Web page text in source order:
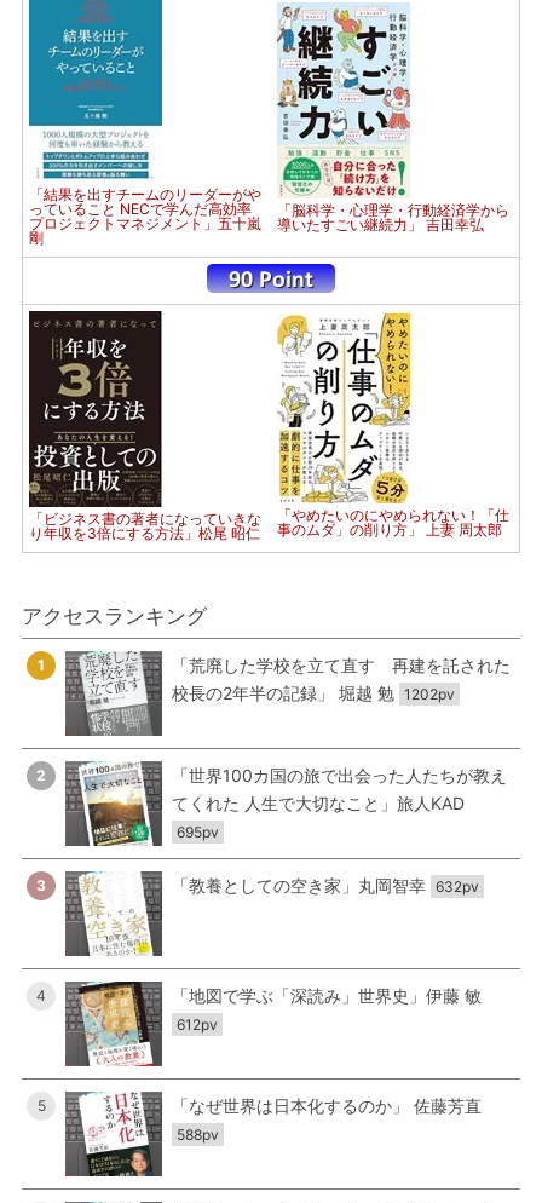
「結果を出すチームのリーダーがや
っていること NECで学んだ高効率
プロジェクトマネジメント」五十嵐
剛
「脳科学・心理学・行動経済学から
導いたすごい継続力」 吉田幸弘
「ビジネス書の著者になっていきな
り年収を3倍にする方法」松尾 昭仁
「やめたいのにやめられない！「仕
事のムダ」の削り方」 上妻 周太郎
アクセスランキング
1
「荒廃した学校を立て直す 再建を託された
校長の2年半の記録」 堀越 勉 1202pv
2
「世界100カ国の旅で出会った人たちが教え
てくれた 人生で大切なこと」旅人KAD
695pv
3 「教養としての空き家」丸岡智幸 632pv
4 「地図で学ぶ「深読み」世界史」伊藤 敏
612pv
5 「なぜ世界は日本化するのか」 佐藤芳直
588pv